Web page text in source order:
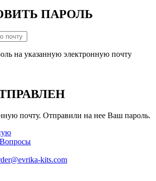
ПАРОЛЬ
на указанную электронную почту
почту. Отправили на нее Ваш пароль.
Вопросы
kits.com